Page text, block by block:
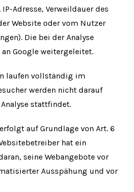
Adresse, Verweildauer des
Website oder vom Nutzer
Die bei der Analyse
Google weitergeleitet.
laufen vollständig im
werden nicht darauf
stattfindet.
auf Grundlage von Art. 6
hat ein
seine Webangebote vor
Ausspähung und vor